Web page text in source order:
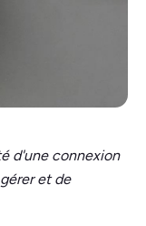
d'une connexion
et de